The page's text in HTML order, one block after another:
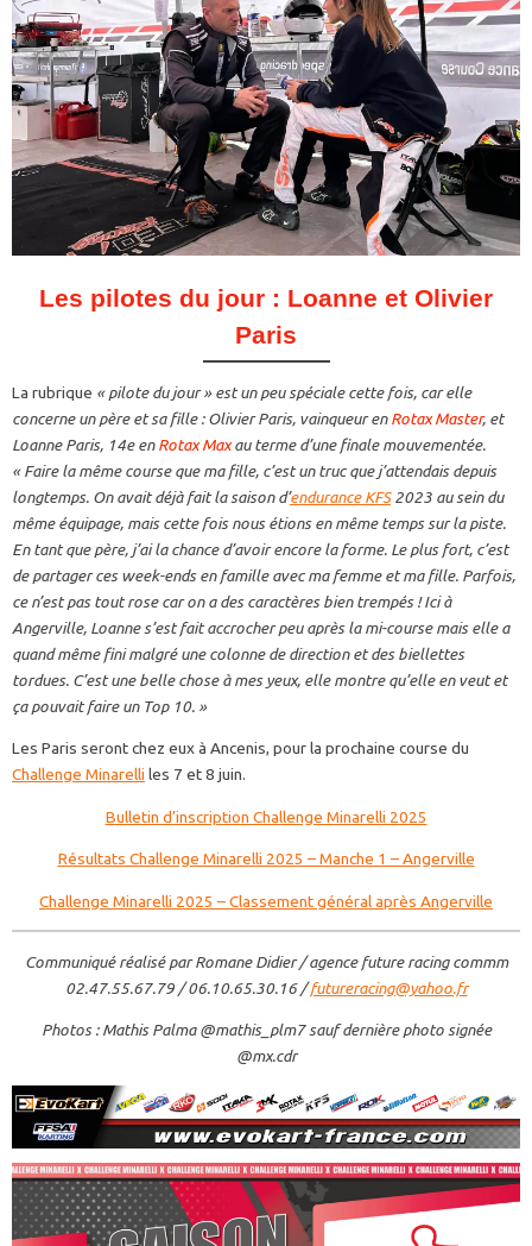
Les pilotes du jour : Loanne et Olivier
Paris
La rubrique « pilote du jour » est un peu spéciale cette fois, car elle
concerne un père et sa fille : Olivier Paris, vainqueur enRotax Master, et
Loanne Paris, 14e enRotax Maxau terme d’une finale mouvementée.
« Faire la même course que ma fille, c’est un truc que j’attendais depuis
longtemps. On avait déjà fait la saison d’endurance KFS2023 au sein du
même équipage, mais cette fois nous étions en même temps sur la piste.
En tant que père, j’ai la chance d’avoir encore la forme. Le plus fort, c’est
de partager ces week-ends en famille avec ma femme et ma fille. Parfois,
ce n’est pas tout rose car on a des caractères bien trempés ! Ici à
Angerville, Loanne s’est fait accrocher peu après la mi-course mais elle a
quand même fini malgré une colonne de direction et des biellettes
tordues. C’est une belle chose à mes yeux, elle montre qu’elle en veut et
ça pouvait faire un Top 10. »
Les Paris seront chez eux à Ancenis, pour la prochaine course du
Challenge Minarelli les 7 et 8 juin.
Bulletin d’inscription Challenge Minarelli 2025
Résultats Challenge Minarelli 2025 – Manche 1 – Angerville
Challenge Minarelli 2025 – Classement général après Angerville
Communiqué réalisé par Romane Didier / agence future racing commm
02.47.55.67.79 / 06.10.65.30.16 /futureracing@yahoo.fr
Photos : Mathis Palma @mathis_plm7 sauf dernière photo signée
@mx.cdr